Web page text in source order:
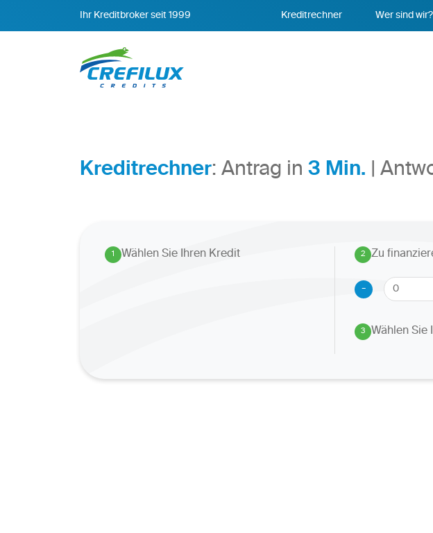
Ihr Kreditbroker seit 1999 Kreditrechner Wer sind wir?
Kreditrechner: Antrag in3 Min.|
1. Wählen Sie Ihren Kredit 2
. Zu
-
3
. Wählen